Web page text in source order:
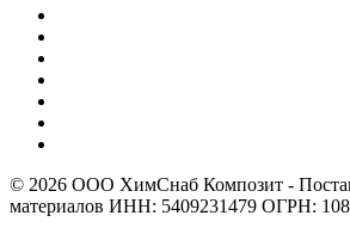
© 2026 ООО ХимСнаб Композит -
материалов ИНН: 5409231479 ОГРН: